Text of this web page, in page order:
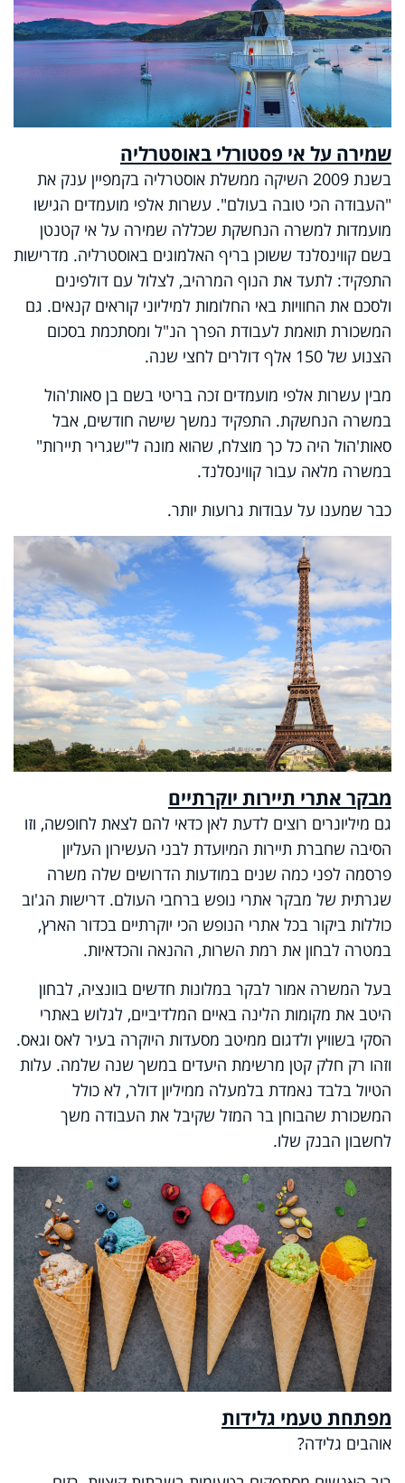
שמירה על אי פסטורלי באוסטרליה
בשנת 2009 השיקה ממשלת אוסטרליה בקמפיין ענק את
"העבודה הכי טובה בעולם". עשרות אלפי מועמדים הגישו
מועמדות למשרה הנחשקת שכללה שמירה על אי קטנטן
בשם קווינסלנד ששוכן בריף האלמוגים באוסטרליה. מדרישות
התפקיד: לתעד את הנוף המרהיב, לצלול עם דולפינים
ולסכם את החוויות באי החלומות למיליוני קוראים קנאים. גם
המשכורת תואמת לעבודת הפרך הנ"ל ומסתכמת בסכום
הצנוע של 150 אלף דולרים לחצי שנה.
מבין עשרות אלפי מועמדים זכה בריטי בשם בן סאות'הול
במשרה הנחשקת. התפקיד נמשך שישה חודשים, אבל
סאות'הול היה כל כך מוצלח, שהוא מונה ל"שגריר תיירות"
במשרה מלאה עבור קווינסלנד.
כבר שמענו על עבודות גרועות יותר.
מבקר אתרי תיירות יוקרתיים
גם מיליונרים רוצים לדעת לאן כדאי להם לצאת לחופשה, וזו
הסיבה שחברת תיירות המיועדת לבני העשירון העליון
פרסמה לפני כמה שנים במודעות הדרושים שלה משרה
שגרתית של מבקר אתרי נופש ברחבי העולם. דרישות הג'וב
כוללות ביקור בכל אתרי הנופש הכי יוקרתיים בכדור הארץ,
במטרה לבחון את רמת השרות, ההנאה והכדאיות.
בעל המשרה אמור לבקר במלונות חדשים בוונציה, לבחון
היטב את מקומות הלינה באיים המלדיביים, לגלוש באתרי
הסקי בשוויץ ולדגום ממיטב מסעדות היוקרה בעיר לאס וגאס.
וזהו רק חלק קטן מרשימת היעדים במשך שנה שלמה. עלות
הטיול בלבד נאמדת בלמעלה ממיליון דולר, לא כולל
המשכורת שהבוחן בר המזל שקיבל את העבודה משך
לחשבון הבנק שלו.
מפתחת טעמי גלידות
אוהבים גלידה?